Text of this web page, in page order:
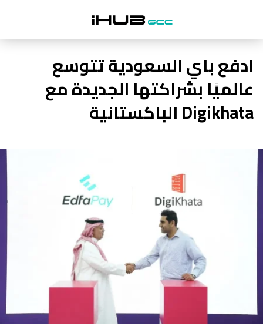
ادفع باي السعودية تتوسع
عالميًا بشراكتها الجديدة مع
Digikhata الباكستانية